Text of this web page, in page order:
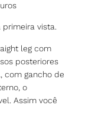
vista.
leg com
posteriores
com gancho de
o
Assim você